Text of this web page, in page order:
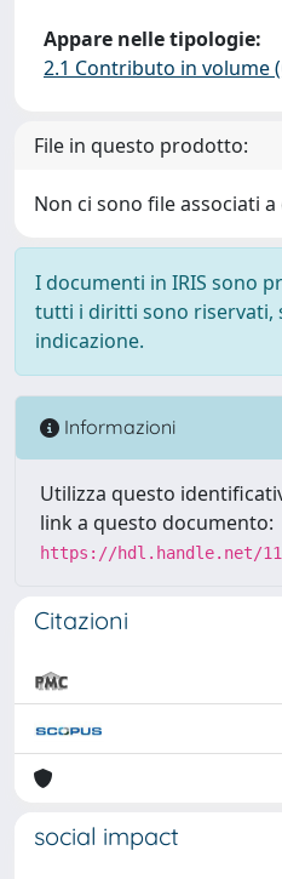
Appare nelle tipologie:
2.1 Contributo in volume
File in questo prodotto:
Non ci sono file associati
I documenti in IRIS sono
tutti i diritti sono riservati,
indicazione.
Informazioni
Utilizza questo
link a questo documento:
https://hdl.handle.net/
Citazioni
social impact